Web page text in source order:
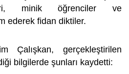
minik öğrenciler ve
ederek fidan diktiler.
Çalışkan, gerçekleştirilen
bilgilerde şunları kaydetti: